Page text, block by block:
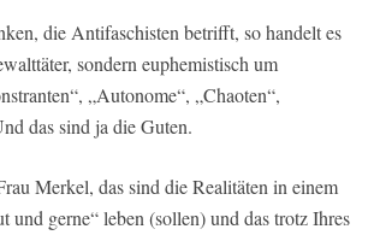
die Antifaschisten betrifft, so handelt es
sondern euphemistisch um
„Autonome“, „Chaoten“,
das sind ja die Guten.
Merkel, das sind die Realitäten in einem
und gerne“ leben (sollen) und das trotz Ihres